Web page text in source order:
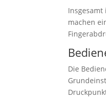
machen
Die